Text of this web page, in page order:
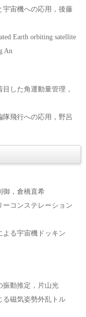
宇宙機への応用，後藤
Earth orbiting satellite
An
した角運動量管理，
飛行への応用，野呂
御，倉橋直希
ーコンステレーション
よる宇宙機ドッキン
振動推定，片山光
る磁気姿勢外乱トル